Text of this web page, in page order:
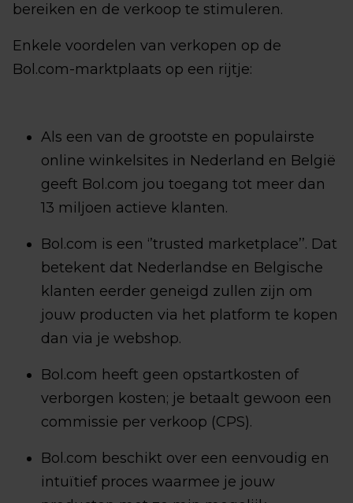
bereiken en de verkoop te stimuleren.
Enkele voordelen van verkopen op de
Bol.com-marktplaats op een rijtje:
Als een van de grootste en populairste
online winkelsites in Nederland en België
geeft Bol.com jou toegang tot meer dan
13 miljoen actieve klanten.
Bol.com is een ‘’trusted marketplace’’. Dat
betekent dat Nederlandse en Belgische
klanten eerder geneigd zullen zijn om
jouw producten via het platform te kopen
dan via je webshop.
Bol.com heeft geen opstartkosten of
verborgen kosten; je betaalt gewoon een
commissie per verkoop (CPS).
Bol.com beschikt over een eenvoudig en
intuïtief proces waarmee je jouw